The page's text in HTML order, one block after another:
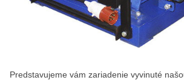
Predstavujeme vám zariadenie vyvinuté